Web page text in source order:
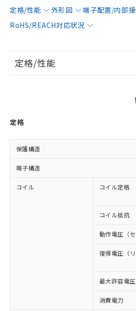
定格/性能 外形図 端子配置/内部
RoHS/REACH対応状況
定格/性能
定格
保護構造
端子構造
コイル コイル定格
コイル抵抗
動作電圧（セ
復帰電圧（リ
最大許容電圧
消費電力